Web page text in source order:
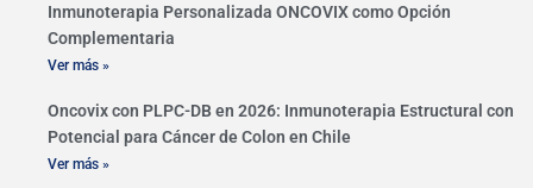
Inmunoterapia Personalizada ONCOVIX como Opción
Complementaria
Ver más »
Oncovix con PLPC-DB en 2026: Inmunoterapia Estructural con
Potencial para Cáncer de Colon en Chile
Ver más »